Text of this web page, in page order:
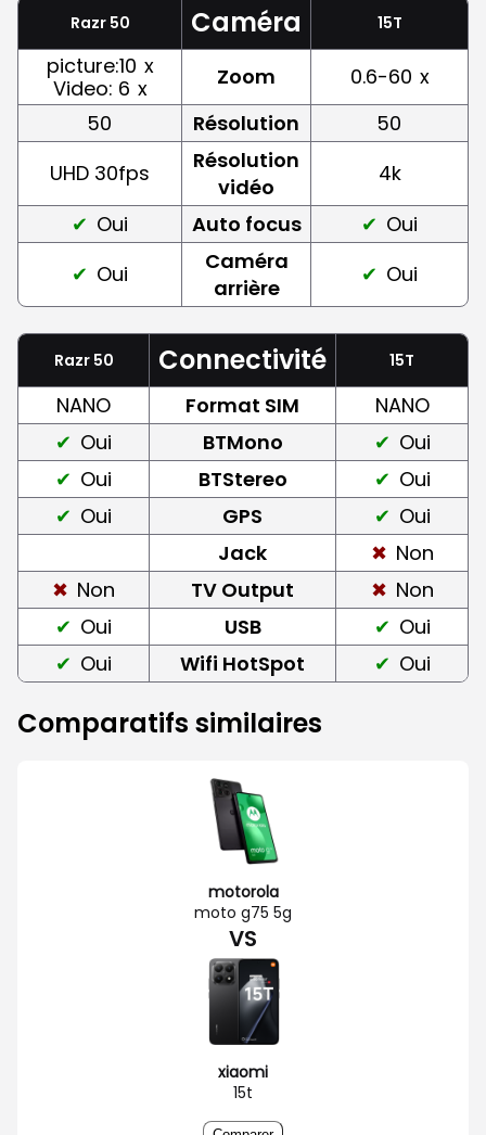
Razr 50 Caméra 15T
picture:10 x
Video: 6 x Zoom 0.6-60 x
50
Résolution
50
UHD 30fps
Résolution
vidéo
4k
Oui
Auto focus
Oui
Oui
Caméra
arrière
Oui
Razr 50 Connectivité 15T
NANO Format SIM
NANO
Oui
BTMono
Oui
Oui
BTStereo
Oui
Oui
GPS
Oui
Jack
Non
Non
TV Output
Non
Oui
USB
Oui
Oui
Wifi HotSpot Oui
Comparatifs similaires
motorola
moto g75 5g
VS
xiaomi
15t